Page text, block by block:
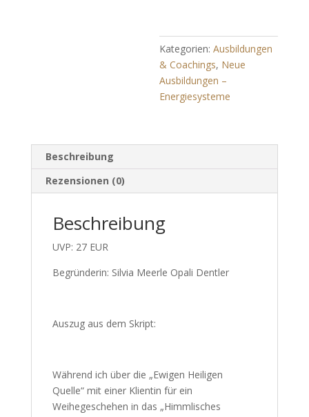
Energie
Menge
Kategorien:Ausbildungen
& Coachings,Neue
Ausbildungen –
Beschreibung
Beschreibung
UVP: 27 EUR
Während ich über die „Ewigen Heiligen
Quelle“ mit einer Klientin für ein